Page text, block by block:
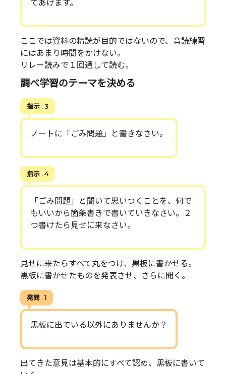
てあげます。
ここでは資料の精読が目的ではないので、音読練習
にはあまり時間をかけない。
リレー読みで１回通して読む。
調べ学習のテーマを決める
指示 . 3
ノートに「ごみ問題」と書きなさい。
指示 . 4
「ごみ問題」と聞いて思いつくことを、何で
もいいから箇条書きで書いていきなさい。２
つ書けたら見せに来なさい。
見せに来たらすべて丸をつけ、黒板に書かせる。
黒板に書かせたものを発表させ、さらに聞く。
発問 . 1
黒板に出ている以外にありませんか？
出てきた意見は基本的にすべて認め、黒板に書いて